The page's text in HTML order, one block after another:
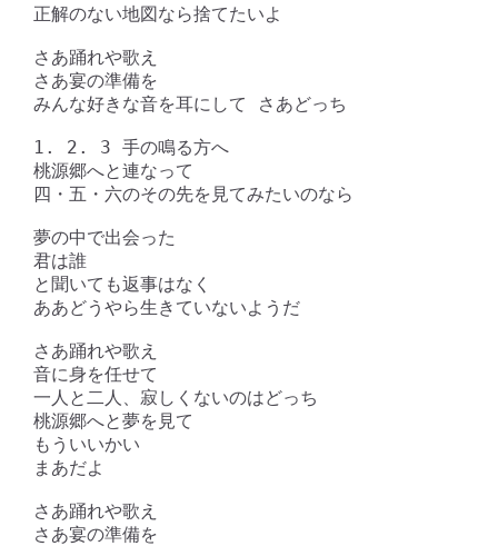
正解のない地図なら捨てたいよ
さあ踊れや歌え
さあ宴の準備を
みんな好きな音を耳にして さあどっち
1. 2. 3 手の鳴る方へ
桃源郷へと連なって
四・五・六のその先を見てみたいのなら
夢の中で出会った
君は誰
と聞いても返事はなく
ああどうやら生きていないようだ
さあ踊れや歌え
音に身を任せて
一人と二人、寂しくないのはどっち
桃源郷へと夢を見て
もういいかい
まあだよ
さあ踊れや歌え
さあ宴の準備を